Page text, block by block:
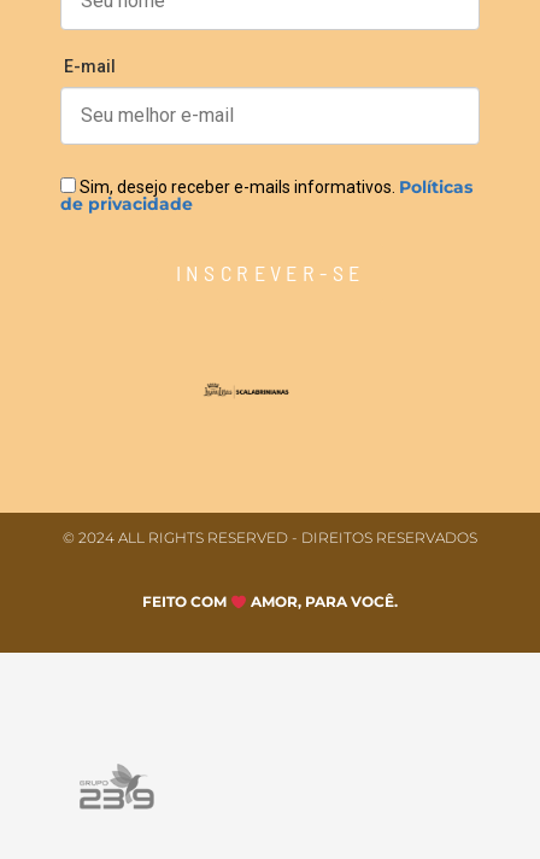
E-mail
Sim, desejo receber e-mails informativos. Políticas
de privacidade
INSCREVER-SE
© 2024 ALL RIGHTS RESERVED​ - DIREITOS RESERVADOS
FEITO COM AMOR, PARA VOCÊ.